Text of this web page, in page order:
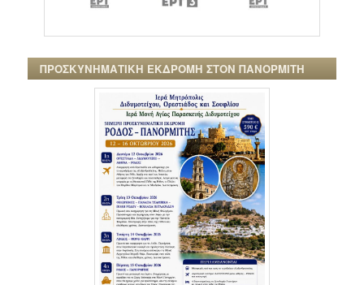
ΠΡΟΣΚΥΝΗΜΑΤΙΚΗ ΕΚΔΡΟΜΗ ΣΤΟΝ ΠΑΝΟΡΜΙΤΗ